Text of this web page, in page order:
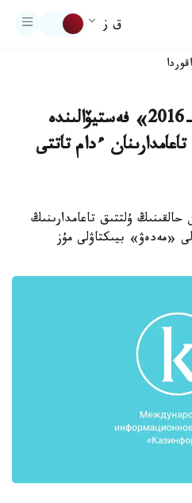
ق ز
اقوردا
الماتىلىقتار «توي قازان-2016» فەستيۆالىندە
ءدام تاتتى
حالقىنىڭ ۇلتتىق تاعامدارىنىڭ
فەستيۆالى «مەدەۋ» بيىكتاۋلى مۇز